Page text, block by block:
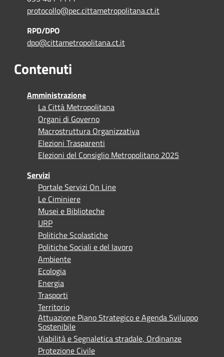
protocollo@pec.cittametropolitana.ct.it
RPD/DPO
dpo@cittametropolitana.ct.it
Contenuti
Amministrazione
La Città Metropolitana
Organi di Governo
Macrostruttura Organizzativa
Elezioni Trasparenti
Elezioni del Consiglio Metropolitano 2025
Servizi
Portale Servizi On Line
Le Ciminiere
Musei e Biblioteche
URP
Politiche Scolastiche
Politiche Sociali e del lavoro
Ambiente
Ecologia
Energia
Trasporti
Territorio
Attuazione Piano Strategico e Agenda Sviluppo
Sostenibile
Viabilità e Segnaletica stradale, Ordinanze
Protezione Civile